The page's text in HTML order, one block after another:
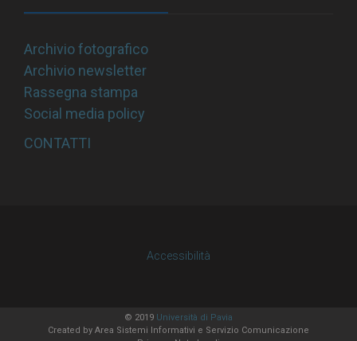
Archivio fotografico
Archivio newsletter
Rassegna stampa
Social media policy
CONTATTI
Accessibilità
© 2019 Università di Pavia
Created by Area Sistemi Informativi e Servizio Comunicazione